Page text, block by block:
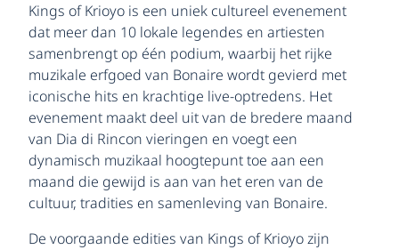
Kings of Krioyo is een uniek cultureel evenement
dat meer dan 10 lokale legendes en artiesten
samenbrengt op één podium, waarbij het rijke
muzikale erfgoed van Bonaire wordt gevierd met
iconische hits en krachtige live-optredens. Het
evenement maakt deel uit van de bredere maand
van Dia di Rincon vieringen en voegt een
dynamisch muzikaal hoogtepunt toe aan een
maand die gewijd is aan van het eren van de
cultuur, tradities en samenleving van Bonaire.
De voorgaande edities van Kings of Krioyo zijn